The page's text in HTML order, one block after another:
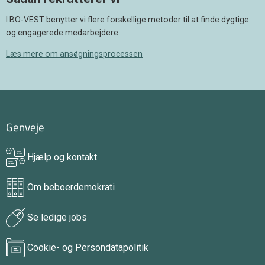
I BO-VEST benytter vi flere forskellige metoder til at finde dygtige
og engagerede medarbejdere.
Læs mere om ansøgningsprocessen
Genveje
Hjælp og kontakt
Om beboerdemokrati
Se ledige jobs
Cookie- og Persondatapolitik